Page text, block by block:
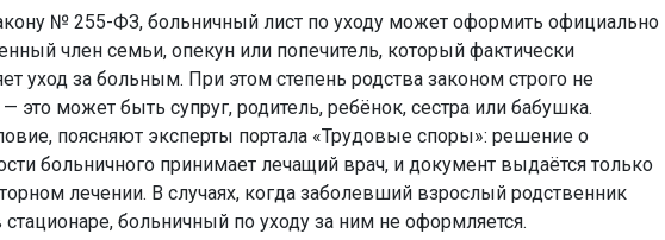
№ 255-ФЗ, больничный лист по уходу может оформить официально
член семьи, опекун или попечитель, который фактически
уход за больным. При этом степень родства законом строго не
— это может быть супруг, родитель, ребёнок, сестра или бабушка.
поясняют эксперты портала «Трудовые споры»: решение о
больничного принимает лечащий врач, и документ выдаётся только
лечении. В случаях, когда заболевший взрослый родственник
стационаре, больничный по уходу за ним не оформляется.